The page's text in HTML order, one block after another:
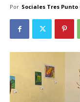
Por Sociales Tres Punto